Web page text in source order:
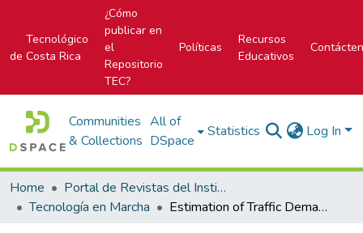
Tecnológico
de Costa Rica
¿Cómo
publicar en
el
Repositorio
TEC?
Políticas
Recursos
Educativos
Communities
& Collections
All of
DSpace
Statistics Log In
Home
Portal de Revistas del Instituto Tecnológico de Costa Rica
Tecnología en Marcha
Estimation of Traffic Demand: classic, tour- based and activity-based models. (Review)